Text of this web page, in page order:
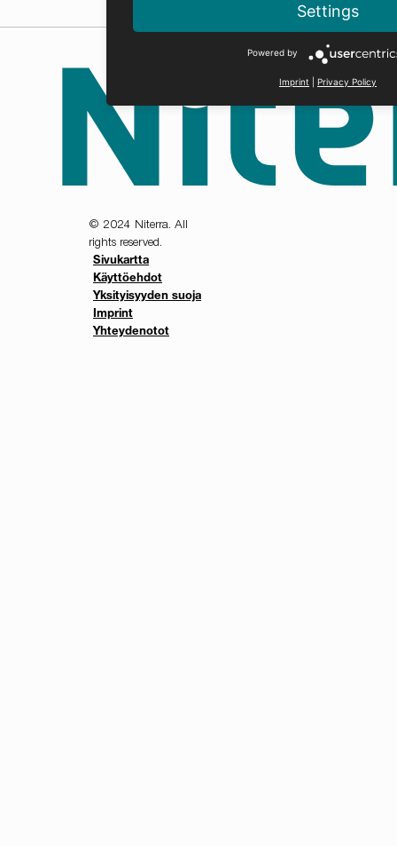
© 2024 Niterra. All
rights reserved.
Sivukartta
Käyttöehdot
Yksityisyyden suoja
Imprint
Yhteydenotot
Settings
Powered by
Imprint Privacy Policy